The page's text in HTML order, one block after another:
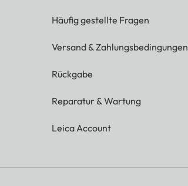
Häufig gestellte Fragen
Versand & Zahlungsbedingungen
Rückgabe
Reparatur & Wartung
Leica Account